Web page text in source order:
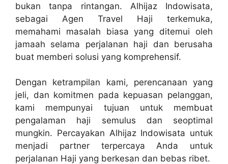
bukan tanpa rintangan. Alhijaz Indowisata,
sebagai Agen Travel Haji terkemuka,
memahami masalah biasa yang ditemui oleh
jamaah selama perjalanan haji dan berusaha
buat memberi solusi yang komprehensif.
Dengan ketrampilan kami, perencanaan yang
jeli, dan komitmen pada kepuasan pelanggan,
kami mempunyai tujuan untuk membuat
pengalaman haji semulus dan seoptimal
mungkin. Percayakan Alhijaz Indowisata untuk
menjadi partner terpercaya Anda untuk
perjalanan Haji yang berkesan dan bebas ribet.